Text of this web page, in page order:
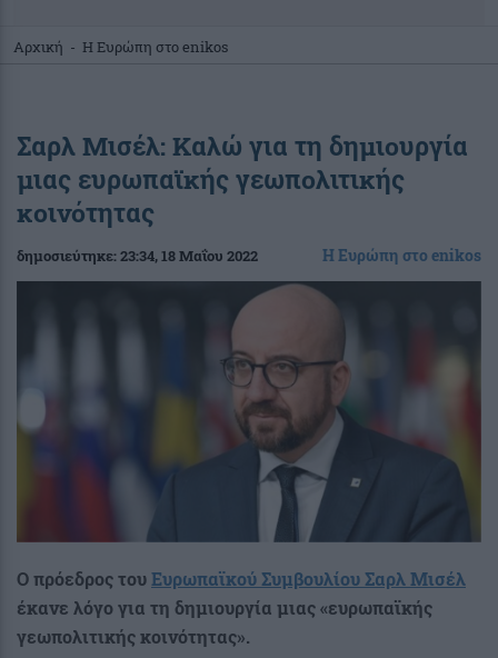
Αρχική - Η Ευρώπη στο enikos
Σαρλ Μισέλ: Καλώ για τη δημιουργία
μιας ευρωπαϊκής γεωπολιτικής
κοινότητας
δημοσιεύτηκε:23:34, 18 Μαΐου 2022 Η Ευρώπη στο enikos
Ο πρόεδρος τουΕυρωπαϊκού Συμβουλίου Σαρλ Μισέλ
έκανε λόγο για τη δημιουργία μιας «ευρωπαϊκής
γεωπολιτικής κοινότητας».